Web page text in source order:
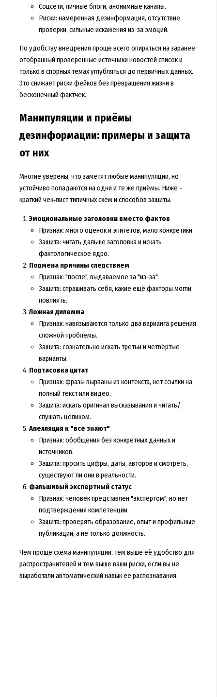
Соцсети, личные блоги, анонимные каналы.
Риски: намеренная дезинформация, отсутствие
проверки, сильные искажения из-за эмоций.
По удобству внедрения проще всего опираться на заранее
отобранный проверенные источники новостей список и
только в спорных темах углубляться до первичных данных.
Это снижает риски фейков без превращения жизни в
бесконечный фактчек.
Манипуляции и приёмы
дезинформации: примеры и защита
от них
Многие уверены, что заметят любые манипуляции, но
устойчиво попадаются на одни и те же приёмы. Ниже -
краткий чек‑лист типичных схем и способов защиты.
Эмоциональные заголовки вместо фактов
Признак: много оценок и эпитетов, мало конкретики.
Защита: читать дальше заголовка и искать
фактологическое ядро.
Подмена причины следствием
Признак: "после", выдаваемое за "из-за".
Защита: спрашивать себя, какие ещё факторы могли
повлиять.
Ложная дилемма
Признак: навязываются только два варианта решения
сложной проблемы.
Защита: сознательно искать третьи и четвёртые
варианты.
Подтасовка цитат
Признак: фразы вырваны из контекста, нет ссылки на
полный текст или видео.
Защита: искать оригинал высказывания и читать/
слушать целиком.
Апелляция к "все знают"
Признак: обобщения без конкретных данных и
источников.
Защита: просить цифры, даты, авторов и смотреть,
существуют ли они в реальности.
Фальшивый экспертный статус
Признак: человек представлен "экспертом", но нет
подтверждения компетенции.
Защита: проверять образование, опыт и профильные
публикации, а не только должность.
Чем проще схема манипуляции, тем выше её удобство для
распространителей и тем выше ваши риски, если вы не
выработали автоматический навык её распознавания.